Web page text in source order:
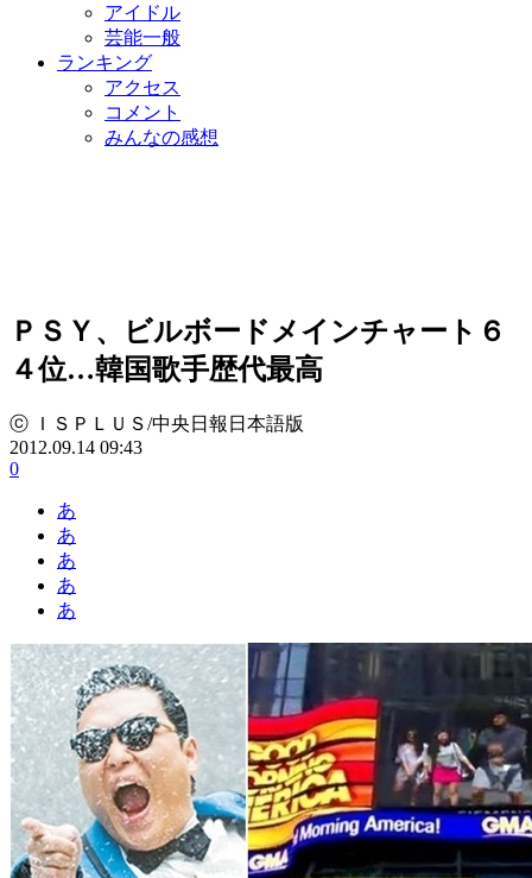
アイドル
芸能一般
ランキング
アクセス
コメント
みんなの感想
ＰＳＹ、ビルボードメインチャート６
４位…韓国歌手歴代最高
ⓒ ＩＳＰＬＵＳ/中央日報日本語版
2012.09.14 09:43
0
あ
あ
あ
あ
あ